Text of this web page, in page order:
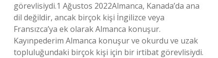
görevlisiydi.1 Ağustos 2022Almanca, Kanada’da ana
dil değildir, ancak birçok kişi İngilizce veya
Fransızca’ya ek olarak Almanca konuşur.
Kayınpederim Almanca konuşur ve okurdu ve uzak
topluluğundaki birçok kişi için bir irtibat görevlisiydi.